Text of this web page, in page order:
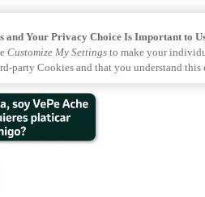
and Your Privacy Choice Is Important to
Customize My Settings to make your
party Cookies and that you understand this